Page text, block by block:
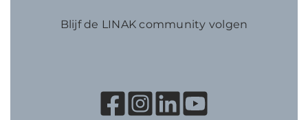
Blijf de LINAK community volgen